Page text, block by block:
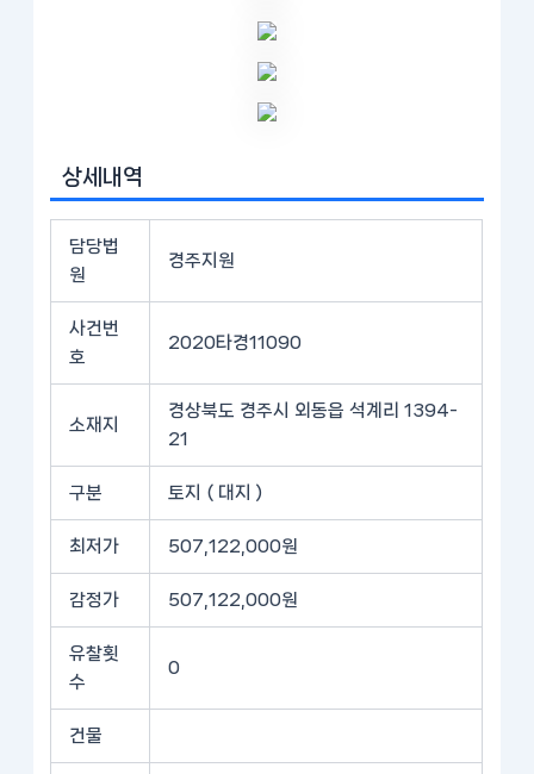
상세내역
담당법
원
경주지원
사건번
호
2020타경11090
소재지
경상북도 경주시 외동읍 석계리 1394-
21
구분 토지 ( 대지 )
최저가 507,122,000원
감정가 507,122,000원
유찰횟
수
0
건물